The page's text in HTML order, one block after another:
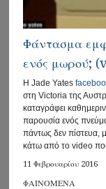
Φάντασμα
ενός μωρού;
Η Jade Yates
στη Victoria της
καταγράφει
παρουσία ενός
πάντως δεν πίστευα,
κάτω από το video
11 Φεβρουαρίου 2016
ΦΑΙΝΟΜΕΝΑ